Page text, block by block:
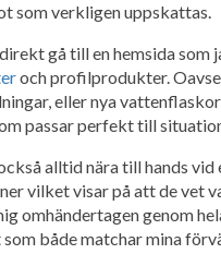
som verkligen uppskattas.
gå till en hemsida
och profilprodukter.
eller nya
passar perfekt till
alltid nära till hands
vilket visar på att de vet
omhändertagen genom
både matchar mina